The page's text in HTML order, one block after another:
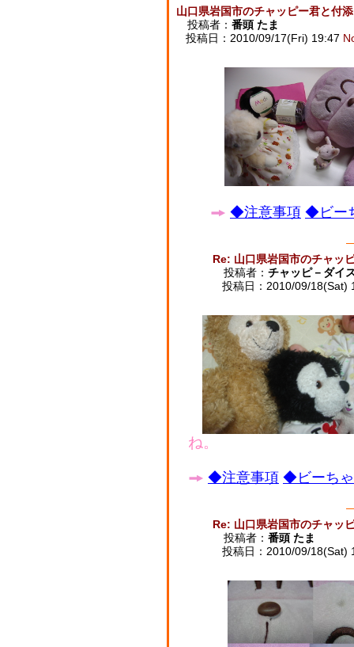
山口県岩国市のチャッピー君と付
投稿者： 番頭 たま
投稿日：2010/09/17(Fri) 19:47
◆注意事項 ◆ビー
Re: 山口県岩国市のチャッ
投稿者： チャッピ－ダイ
投稿日：2010/09/18(Sat)
◆注意事項 ◆ビーちゃ
Re: 山口県岩国市のチャッ
投稿者： 番頭 たま
投稿日：2010/09/18(Sat)